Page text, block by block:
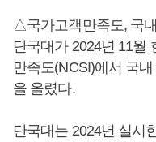
△국가고객만족도, 국
단국대가 2024년 11월
만족도(NCSI)에서 국
을 올렸다.
단국대는 2024년 실시